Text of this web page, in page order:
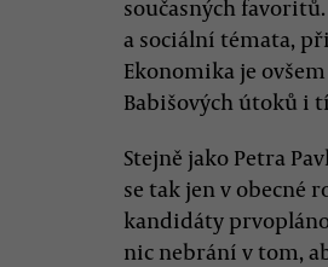
současných
a sociální témata,
Ekonomika je
Babišových útoků i
Stejně jako Petra
se tak jen v obecné
kandidáty
nic nebrání v tom,